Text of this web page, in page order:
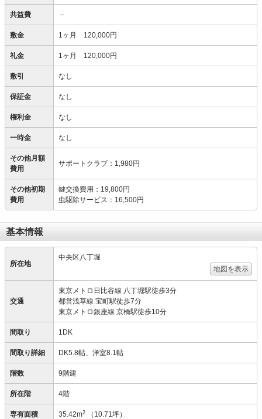
共益費 －
敷金 1ヶ月 120,000円
礼金 1ヶ月 120,000円
敷引 なし
保証金 なし
権利金 なし
一時金 なし
その他月額
費用
サポートクラブ ： 1,980円
その他初期
費用
鍵交換費用 ： 19,800円
虫駆除サービス ： 16,500円
基本情報
所在地
中央区八丁堀
地図を表示
交通
東京メトロ日比谷線 八丁堀駅徒歩3分
都営浅草線 宝町駅徒歩7分
東京メトロ銀座線 京橋駅徒歩10分
間取り 1DK
間取り詳細 DK5.8帖、洋室8.1帖
階数 9階建
所在階 4階
専有面積 35.42m2 （10.71坪）